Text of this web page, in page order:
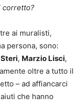
corretto?
ai muralisti,
persona, sono:
, Marzio Lisci,
oltre a tutto il
– ad affiancarci
che hanno